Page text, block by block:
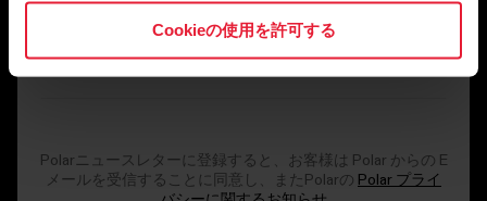
Cookieの使用を許可する
Polarニュースレターに登録すると、お客様は Polar からの E
メールを受信することに同意し、またPolarの Polar プライ